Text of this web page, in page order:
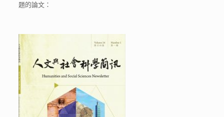
題的論文：